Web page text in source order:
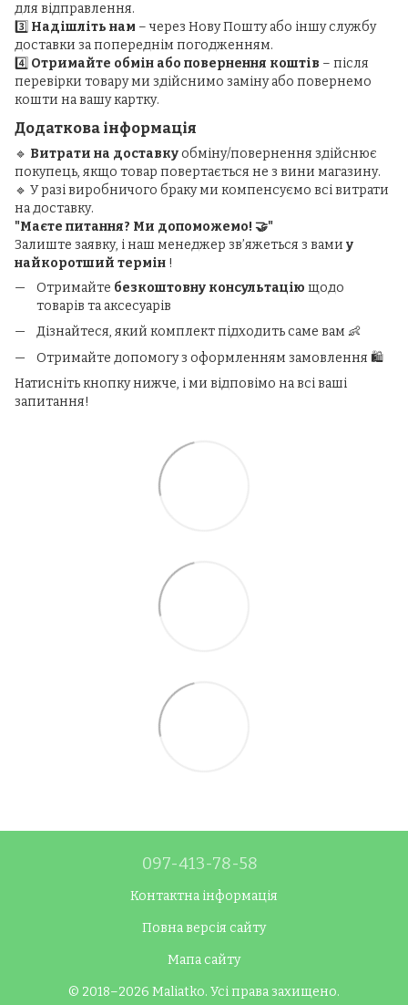
для відправлення.
3️⃣ Надішліть нам – через Нову Пошту або іншу службу
доставки за попереднім погодженням.
4️⃣ Отримайте обмін або повернення коштів – після
перевірки товару ми здійснимо заміну або повернемо
кошти на вашу картку.
Додаткова інформація
🔹 Витрати на доставкуобміну/повернення здійснює
покупець, якщо товар повертається не з вини магазину.
🔹 У разі виробничого браку ми компенсуємо всі витрати
на доставку.
"Маєте питання? Ми допоможемо! 🤝"
Залиште заявку, і наш менеджер зв’яжеться з вами у
найкоротший термін !
Отримайте безкоштовну консультацію щодо
товарів та аксесуарів
Дізнайтеся, який комплект підходить саме вам 👶
Отримайте допомогу з оформленням замовлення 🛍️
Натисніть кнопку нижче, і ми відповімо на всі ваші
запитання!
097-413-78-58
Контактна інформація
Повна версія сайту
Мапа сайту
© 2018–2026 Maliatko. Усі права захищено.